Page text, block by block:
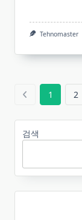
Tehnomaster
1 2
검색